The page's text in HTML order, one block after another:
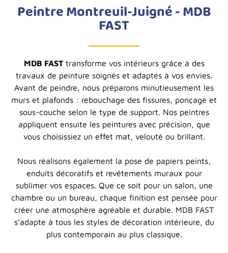
Peintre Montreuil-Juigné - MDB
FAST
MDB FASTtransforme vos intérieurs grâce à des
travaux de peinture soignés et adaptés à vos envies.
Avant de peindre, nous préparons minutieusement les
murs et plafonds : rebouchage des fissures, ponçage et
sous-couche selon le type de support. Nos peintres
appliquent ensuite les peintures avec précision, que
vous choisissiez un effet mat, velouté ou brillant.
Nous réalisons également la pose de papiers peints,
enduits décoratifs et revêtements muraux pour
sublimer vos espaces. Que ce soit pour un salon, une
chambre ou un bureau, chaque finition est pensée pour
créer une atmosphère agréable et durable. MDB FAST
s’adapte à tous les styles de décoration intérieure, du
plus contemporain au plus classique.